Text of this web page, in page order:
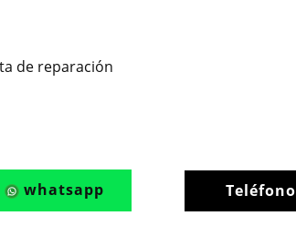
de reparación
whatsapp Teléfono